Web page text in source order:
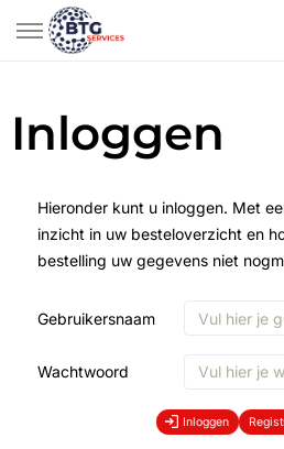
Inloggen
Hieronder kunt u inloggen. Met
inzicht in uw besteloverzicht en
bestelling uw gegevens niet
Gebruikersnaam
Wachtwoord
Inloggen